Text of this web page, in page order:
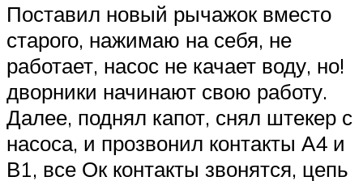
Поставил новый рычажок вместо
старого, нажимаю на себя, не
работает, насос не качает воду, но!
дворники начинают свою работу.
Далее, поднял капот, снял штекер с
насоса, и прозвонил контакты А4 и
В1, все Ок контакты звонятся, цепь